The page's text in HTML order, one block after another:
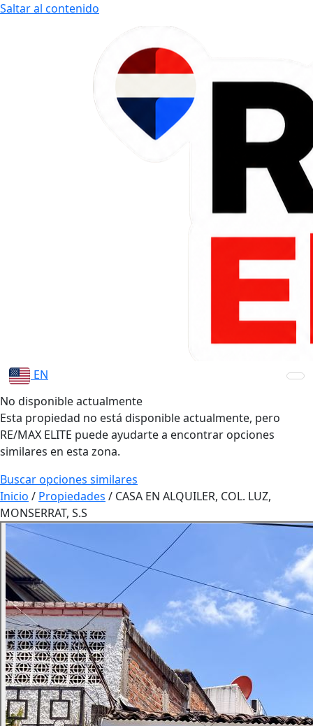
Saltar al contenido
EN
No disponible actualmente
Esta propiedad no está disponible actualmente, pero
RE/MAX ELITE puede ayudarte a encontrar opciones
similares en esta zona.
Buscar opciones similares
Inicio / Propiedades / CASA EN ALQUILER, COL. LUZ,
MONSERRAT, S.S